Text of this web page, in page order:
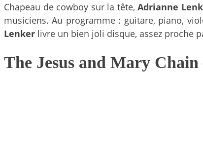
Chapeau de cowboy sur la tête,Adrianne
musiciens. Au programme : guitare, piano,
Lenker livre un bien joli disque, assez proche
The Jesus and Mary Chain